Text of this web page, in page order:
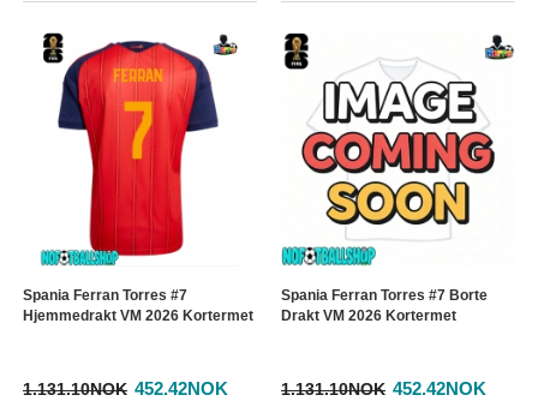
Spania Ferran Torres #7
Hjemmedrakt VM 2026 Kortermet
1.131.10NOK 452.42NOK
Spania Ferran Torres #7 Borte
Drakt VM 2026 Kortermet
1.131.10NOK 452.42NOK